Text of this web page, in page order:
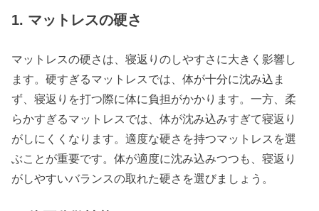
1. マットレスの硬さ
マットレスの硬さは、寝返りのしやすさに大きく影響し
ます。硬すぎるマットレスでは、体が十分に沈み込ま
ず、寝返りを打つ際に体に負担がかかります。一方、柔
らかすぎるマットレスでは、体が沈み込みすぎて寝返り
がしにくくなります。適度な硬さを持つマットレスを選
ぶことが重要です。体が適度に沈み込みつつも、寝返り
がしやすいバランスの取れた硬さを選びましょう。